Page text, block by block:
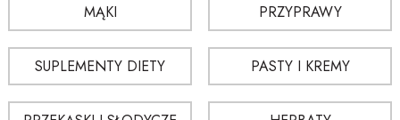
• w ciastach i zdrowych wypiekach
• w domowych batonach, granoli i kulkach mocy
• w deserach, lodach oraz kremach
• jako element mieszanki bakaliowej
Możesz łączyć je z innymi suszonymi owocami, np. z daktylami:
https://www.cosdlazdrowia.pl/daktyle
MĄKI PRZYPRAWY
SUPLEMENTY DIETY PASTY I KREMY